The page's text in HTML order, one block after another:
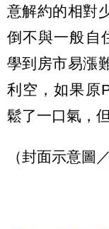
意解約的相對
倒不與一般自
學到房市易漲
利空，如果原
鬆了一口氣，
（封面示意圖